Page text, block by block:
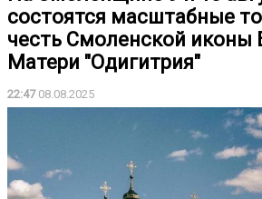
состоятся масштабные
честь Смоленской иконы
Матери "Одигитрия"
22:4708.08.2025